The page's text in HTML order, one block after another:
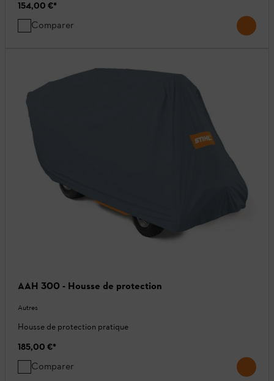
154,00 €*
Comparer
AAH 300 - Housse de protection
Autres
Housse de protection pratique
185,00 €*
Comparer